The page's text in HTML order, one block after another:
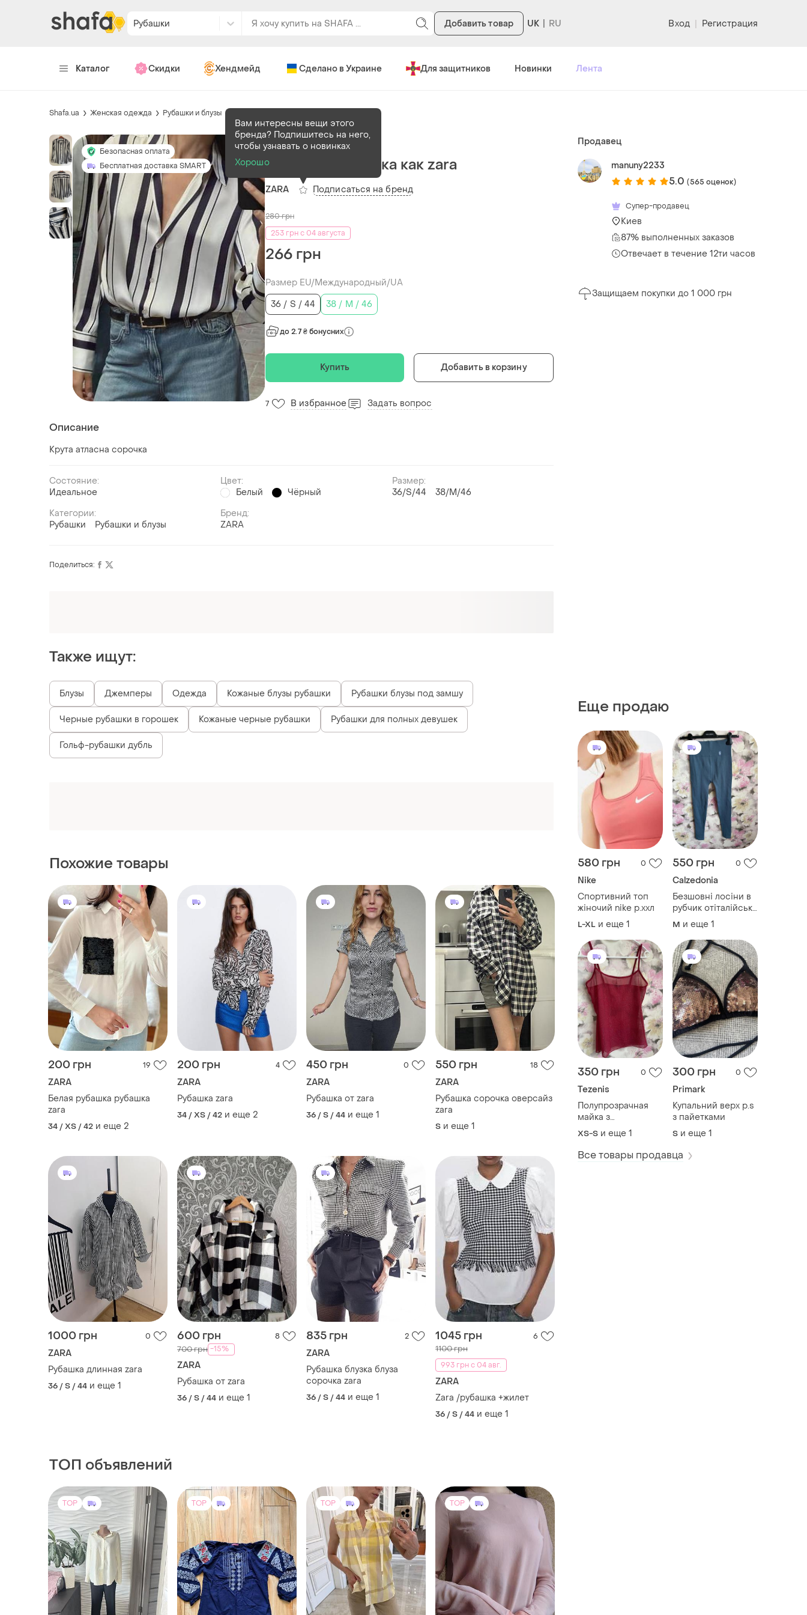
Рубашки Добавить товар UK Вход | Регистрация
Каталог Скидки Хендмейд Сделано в Украине Для защитников Новинки Лента
Shafa.ua Женская одежда Рубашки и блузы
Безопасная оплата
Бесплатная доставка SMART
В наличии1 шт
Атласная рубашка как zara
ZARA
Вам интересны вещи этого
бренда? Подпишитесь на него,
чтобы узнавать о новинках
Хорошо
Подписаться на бренд
280грн
253 грн с 04 августа
266 грн
Размер EU/Международный/UA
36 / S / 44
38 / M / 46
до 2.7 ₴ бонусних
Купить Добавить в корзину
7 В избранное Задать вопрос
Описание
Крута атласна сорочка
Состояние:
Идеальное
Цвет:
Белый
Чёрный
Размер:
36/S/44
38/M/46
Категории:
Рубашки
Рубашки и блузы
Бренд:
ZARA
Продавец
manuny2233
5.0 (565 оценок)
Супер-продавец
Киев
87% выполненных заказов
Отвечает в течение 12ти часов
Защищаем покупки до 1 000 грн
Еще продаю
580 грн 0
Nike
Спортивний топ
жіночий nike р.ххл
L-XL и еще 1
550 грн 0
Calzedonia
Безшовні лосіни в
рубчик отіталійські
бренда calzedonia
р.s-m
M и еще 1
350 грн 0
Tezenis
Полупрозрачная
майка з
блискітками tezenis
XS-S и еще 1
300 грн 0
Primark
Купальний верх р.s
з пайетками
S и еще 1
Все товары продавца
Поделиться:
Также ищут:
Блузы Джемперы Одежда Кожаные блузы рубашки Рубашки блузы под замшу
Черные рубашки в горошек Кожаные черные рубашки Рубашки для полных девушек
Гольф-рубашки дубль
Похожие товары
200 грн 19
ZARA
Белая рубашка рубашка
zara
34 / XS / 42 и еще 2
200 грн 4
ZARA
Рубашка zara
34 / XS / 42 и еще 2
450 грн 0
ZARA
Рубашка от zara
36 / S / 44 и еще 1
550 грн 18
ZARA
Рубашка сорочка оверсайз
zara
S и еще 1
1000 грн 0
ZARA
Рубашка длинная zara
36 / S / 44 и еще 1
600 грн 8
700 грн -15%
ZARA
Рубашка от zara
36 / S / 44 и еще 1
835 грн 2
ZARA
Рубашка блузка блуза
сорочка zara
36 / S / 44 и еще 1
1045 грн 6
1100 грн
993 грн с 04 авг.
ZARA
Zara /рубашка +жилет
36 / S / 44 и еще 1
ТОП объявлений
TOP TOP TOP TOP